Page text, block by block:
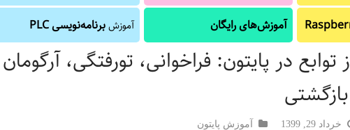
آموزش‌های رایگان
آموزشبرنامه‌نویسی PLC
توابع در پایتون: فراخوانی، تورفتگی، آرگومان
خرداد 29, 1399 آموزش پایتون